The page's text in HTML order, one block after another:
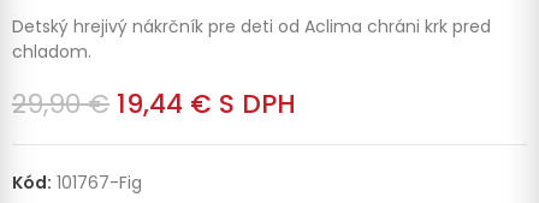
Detský hrejivý nákrčník pre deti od Aclima chráni krk pred
chladom.
29,90 € 19,44 € S DPH
Kód: 101767-Fig